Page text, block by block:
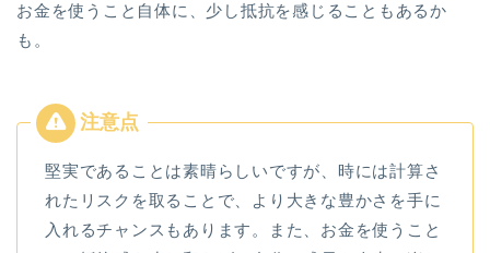
お金を使うこと自体に、少し抵抗を感じることもあるか
も。
堅実であることは素晴らしいですが、時には計算さ
れたリスクを取ることで、より大きな豊かさを手に
入れるチャンスもあります。また、お金を使うこと